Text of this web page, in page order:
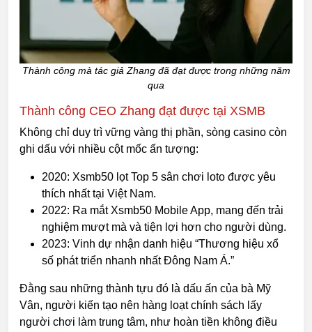
Thành công mà tác giả Zhang đã đạt được trong những năm
qua
Thành công CEO Zhang đạt được tại XSMB
Không chỉ duy trì vững vàng thị phần, sòng casino còn
ghi dấu với nhiều cột mốc ấn tượng:
2020: Xsmb50 lọt Top 5 sân chơi loto được yêu
thích nhất tại Việt Nam.
2022: Ra mắt Xsmb50 Mobile App, mang đến trải
nghiệm mượt mà và tiện lợi hơn cho người dùng.
2023: Vinh dự nhận danh hiệu “Thương hiệu xổ
số phát triển nhanh nhất Đông Nam Á.”
Đằng sau những thành tựu đó là dấu ấn của bà Mỹ
Vân, người kiến tạo nên hàng loạt chính sách lấy
người chơi làm trung tâm, như hoàn tiền không điều